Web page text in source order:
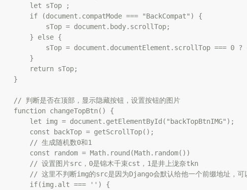
let sTop ;
if (document.compatMode === "BackCompat") {
sTop = document.body.scrollTop;
} else {
sTop = document.documentElement.scrollTop === 0
}
return sTop;
}
// 判断是否在顶部，显示隐藏按钮，设置按钮的图片
function changeTopBtn() {
let img = document.getElementById("backTopBtnIMG");
const backTop = getScrollTop();
// 生成随机数0和1
const random = Math.round(Math.random())
// 设置图片src，0是锦木千束cst，1是井上泷奈tkn
// 这里不判断img的src是因为Django会默认给他一个前缀地址，可
if(img.alt === '') {